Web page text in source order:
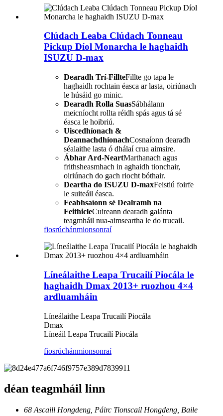
Clúdach Leaba Clúdach Tonneau
Pickup Díol Monarcha le haghaidh
ISUZU D-max
Dearadh Trí-FillteFillte go tapa le
haghaidh rochtain éasca ar lasta, oiriúnach
le húsáid go minic.
Dearadh Rolla SuasSábhálann
meicníocht rollta réidh spás agus tá sé
éasca le hoibriú.
Uiscedhíonach &
DeannachdhíonachCosnaíonn dearadh
séalaithe lasta ó dhálaí crua aimsire.
Ábhar Ard-NeartMarthanach agus
frithsheasmhach in aghaidh tionchair,
oiriúnach do gach riocht bóthair.
Deartha do ISUZU D-maxFeistiú foirfe
le suiteáil éasca.
Feabhsaíonn sé Dealramh na
FeithicleCuireann dearadh galánta
teagmháil nua-aimseartha le do trucail.
fiosrúchánmionsonraí
Líneálaithe Leapa Trucailí Piocála le
haghaidh Dmax 2013+ ruozhou 4×4
ardluamháin
Líneálaithe Leapa Trucailí Piocála
Dmax
Líneáil Leapa Trucailí Piocála
fiosrúchánmionsonraí
déan teagmháil linn
68 Ascaill Hongdeng, Páirc Tionscail Hongdeng, Baile